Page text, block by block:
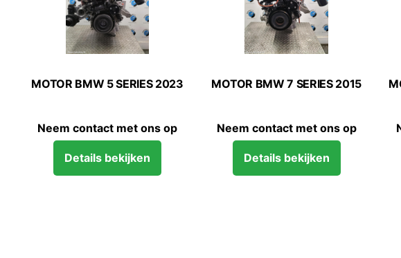
2022
ons op
MOTOR MINI (BMW) COUNTRYMAN 2019
Neem contact met ons op
Details bekijken
MOTOR BMW X5 2019
Neem contact met ons op
Details bekijken